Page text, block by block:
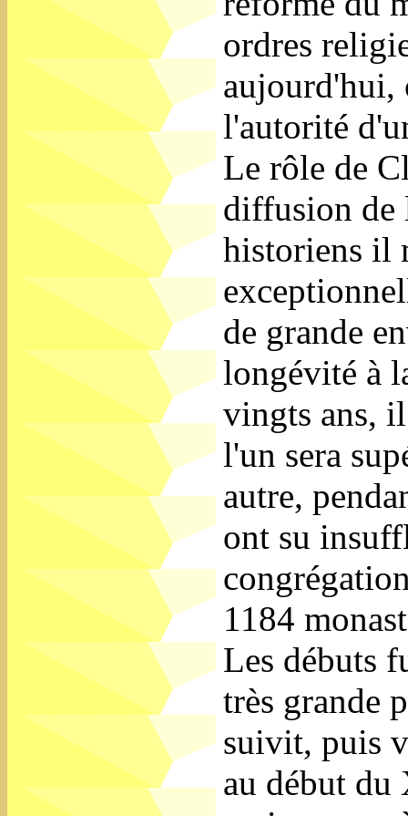
ordres
aujourd'hui,
l'autorité
Le rôle de
diffusion de
historiens il
de grande
longévité à
vingts ans,
l'un sera
autre,
ont su
1184
Les débuts
très grande
suivit, puis
au début du